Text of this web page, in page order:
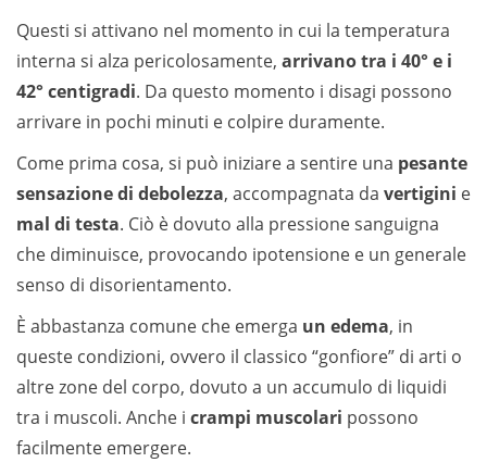
Questi si attivano nel momento in cui la temperatura
interna si alza pericolosamente, arrivano tra i 40° e i
42° centigradi. Da questo momento i disagi possono
arrivare in pochi minuti e colpire duramente.
Come prima cosa, si può iniziare a sentire una pesante
sensazione di debolezza, accompagnata da vertigini e
mal di testa. Ciò è dovuto alla pressione sanguigna
che diminuisce, provocando ipotensione e un generale
senso di disorientamento.
È abbastanza comune che emerga un edema, in
queste condizioni, ovvero il classico “gonfiore” di arti o
altre zone del corpo, dovuto a un accumulo di liquidi
tra i muscoli. Anche i crampi muscolari possono
facilmente emergere.